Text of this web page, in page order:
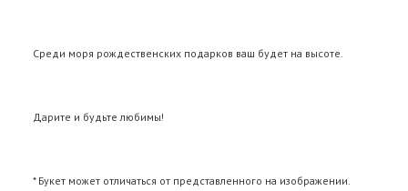
Среди моря рождественских подарков ваш будет на высоте.
Дарите и будьте любимы!
* Букет может отличаться от представленного на изображении.